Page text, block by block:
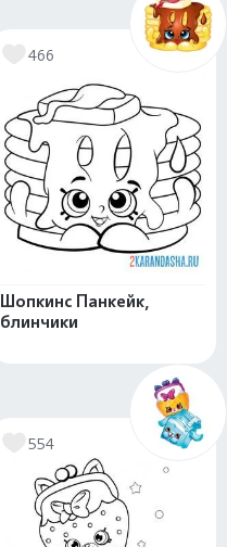
466
Шопкинс Панкейк,
блинчики
554